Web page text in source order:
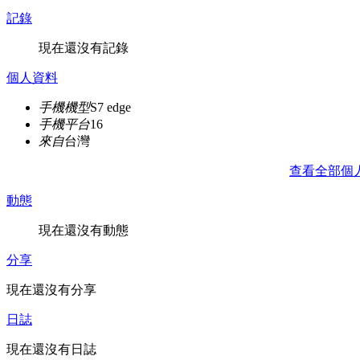
記錄
現在還沒有記錄
個人資料
手機機型S7 edge
手機平台16
來自台灣
查看全部個
動態
現在還沒有動態
分享
現在還沒有分享
日誌
現在還沒有日誌